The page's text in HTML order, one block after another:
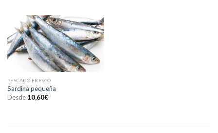
PESCADO FRESCO
Sardina pequeña
Desde 10,60€